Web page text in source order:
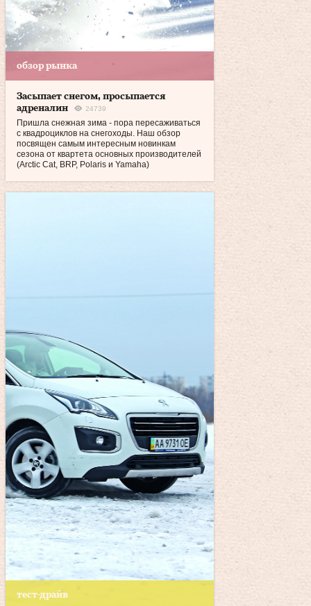
обзор рынка
Засыпает снегом, просыпается
адреналин
24739
Пришла снежная зима - пора пересаживаться
с квадроциклов на снегоходы. Наш обзор
посвящен самым интересным новинкам
сезона от квартета основных производителей
(Arctic Cat, BRP, Polaris и Yamaha)
тест-драйв